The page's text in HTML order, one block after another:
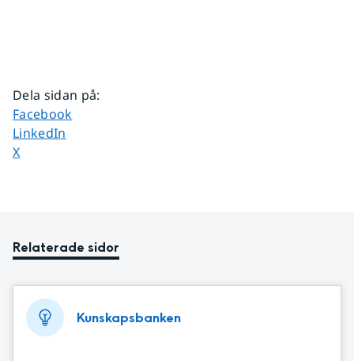
Dela sidan på:
Dela sidan på
Facebook
Dela sidan på
LinkedIn
Dela sidan på
X
Relaterade sidor
Kunskapsbanken